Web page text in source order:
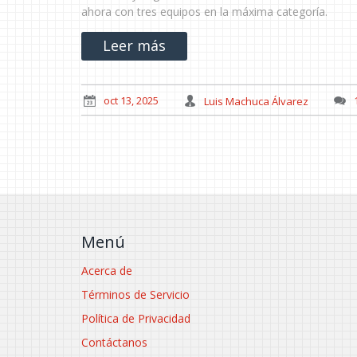
ahora con tres equipos en la máxima categoría.
Leer más
oct 13, 2025 Luis Machuca Álvarez
Menú
Acerca de
Términos de Servicio
Política de Privacidad
Contáctanos